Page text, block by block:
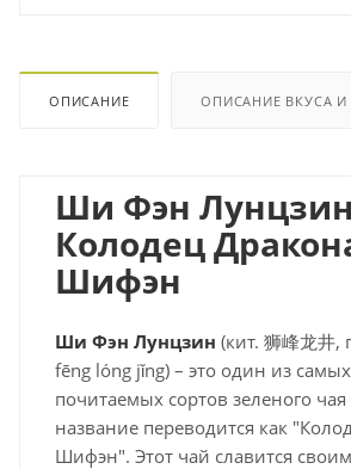
ОПИСАНИЕ ОПИСАНИЕ ВКУСА И
Ши Фэн
Колодец
Шифэн
Ши Фэн Лунцзин (кит. 狮峰龙井
fēng lóng jǐng) – это один из
почитаемых сортов зеленого чая
название переводится как
Шифэн". Этот чай славится